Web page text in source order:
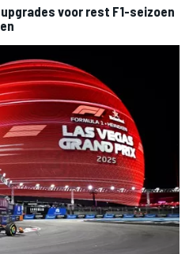
voor rest F1-seizoen